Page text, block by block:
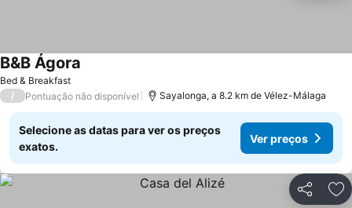
Bed & Breakfast
B&B Ágora
/ Pontuação não disponível Sayalonga, a 8.2 km de Vélez-Málaga
Selecione as datas para ver os preços
exatos.
Ver preços
Partilhar